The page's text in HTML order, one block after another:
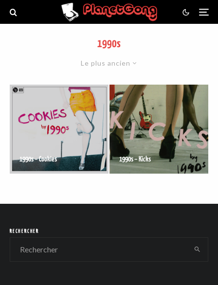
1990s
Le plus ancien
1990s – Cookies 1990s – Kicks
RECHERCHER